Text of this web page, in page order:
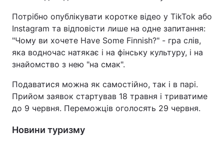
Потрібно опублікувати коротке відео у TikTok або
Instagram та відповісти лише на одне запитання:
"Чому ви хочете Have Some Finnish?" - гра слів,
яка водночас натякає і на фінську культуру, і на
знайомство з нею "на смак".
Подаватися можна як самостійно, так і в парі.
Прийом заявок стартував 18 травня і триватиме
до 9 червня. Переможців оголосять 29 червня.
Новини туризму